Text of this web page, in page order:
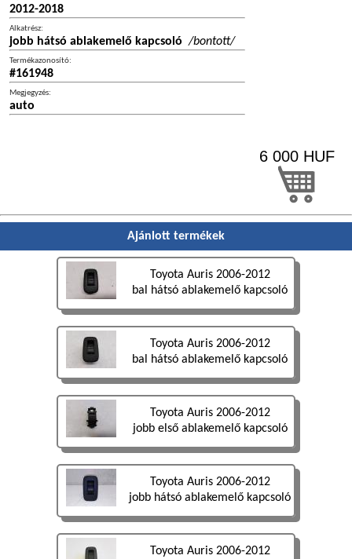
2012-2018
Alkatrész:
jobb hátsó ablakemelő kapcsoló/bontott/
Termékazonosító:
#161948
Megjegyzés:
auto
6 000 HUF
Ajánlott termékek
Toyota Auris 2006-2012
bal hátsó ablakemelő kapcsoló
Toyota Auris 2006-2012
bal hátsó ablakemelő kapcsoló
Toyota Auris 2006-2012
jobb első ablakemelő kapcsoló
Toyota Auris 2006-2012
jobb hátsó ablakemelő kapcsoló
Toyota Auris 2006-2012